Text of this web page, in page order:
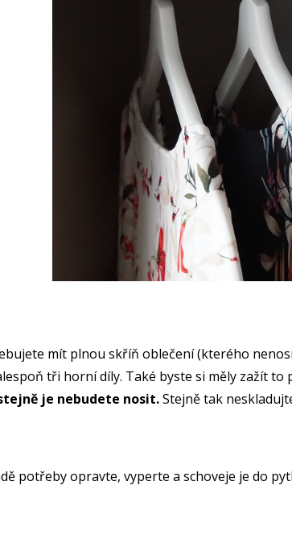
mít plnou skříň oblečení (kterého
tři horní díly. Také byste si měly zažít
je nebudete nosit.Stejně tak
potřeby opravte, vyperte a schoveje je do